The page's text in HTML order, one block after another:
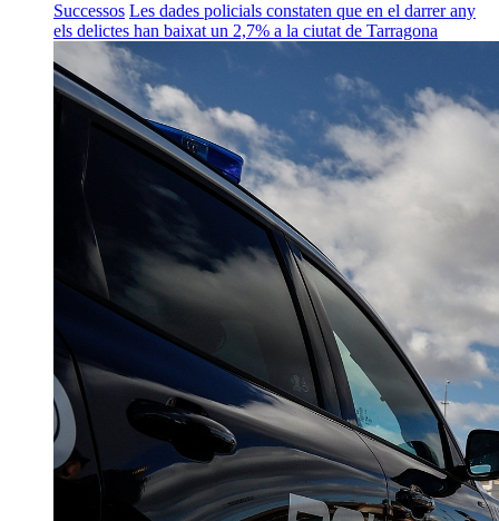
Successos Les dades policials constaten que en el darrer any
els delictes han baixat un 2,7% a la ciutat de Tarragona